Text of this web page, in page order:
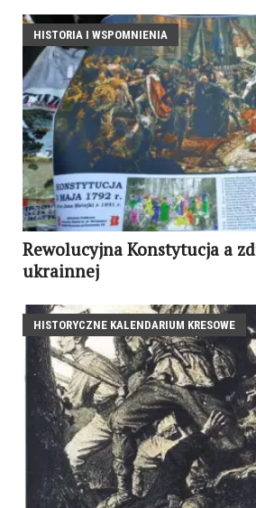
HISTORIA I WSPOMNIENIA
Rewolucyjna Konstytucja a
ukrainnej
HISTORYCZNE KALENDARIUM KRESOWE